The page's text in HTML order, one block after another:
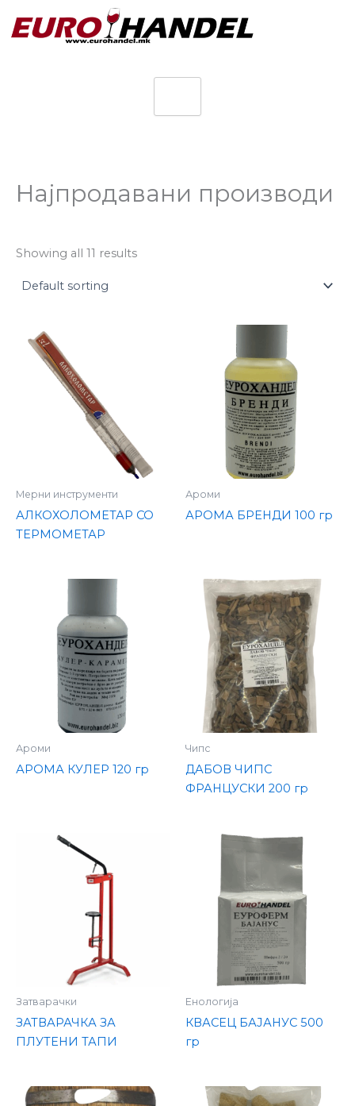
Најпродавани производи
Showing all 11 results
Мерни инструменти
АЛКОХОЛОМЕТАР СО
ТЕРМОМЕТАР
Ароми
АРОМА БРЕНДИ 100 гр
Ароми
АРОМА КУЛЕР 120 гр
Чипс
ДАБОВ ЧИПС
ФРАНЦУСКИ 200 гр
Затварачки
ЗАТВАРАЧКА ЗА
ПЛУТЕНИ ТАПИ
Енологија
КВАСЕЦ БАЈАНУС 500
гр